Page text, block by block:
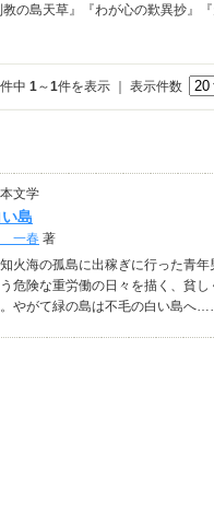
の島天草』『わが心の歎異抄』
件中 1～1件を表示 ｜ 表示件数
文学
島
一春 著
火海の孤島に出稼ぎに行った青
危険な重労働の日々を描く、貧
やがて緑の島は不毛の白い島へ